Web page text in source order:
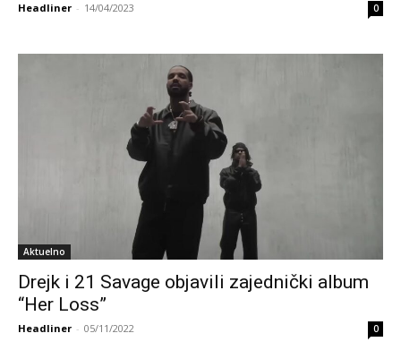
Headliner - 14/04/2023 0
Aktuelno
Drejk i 21 Savage objavili zajednički album
“Her Loss”
Headliner - 05/11/2022 0